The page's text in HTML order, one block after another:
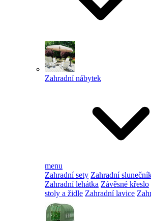
Zahradní nábytek
menu
Zahradní sety Zahradní
Zahradní lehátka Závěsné křeslo
stoly a židle Zahradní lavice